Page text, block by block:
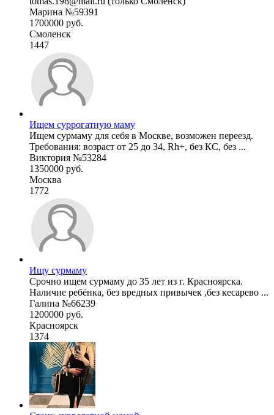
Марина №59391
1700000 руб.
Смоленск
1447
Ищем суррогатную маму
Ищем сурмаму для себя в Москве, возможен переезд.
Требования: возраст от 25 до 34, Rh+, без КС, без ...
Виктория №53284
1350000 руб.
Москва
1772
Ищу сурмаму
Срочно ищем сурмаму до 35 лет из г. Красноярска.
Наличие ребёнка, без вредных привычек ,без кесарево ...
Галина №66239
1200000 руб.
Красноярск
1374